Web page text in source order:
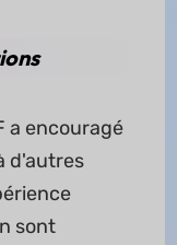
a encouragé
d'autres
sont